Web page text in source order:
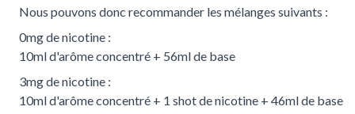
Nous pouvons donc recommander les mélanges suivants :
0mg de nicotine :
10ml d'arôme concentré + 56ml de base
3mg de nicotine :
10ml d'arôme concentré + 1 shot de nicotine + 46ml de base